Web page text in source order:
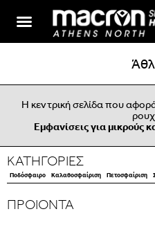
Η κεντρική σελίδα που
Εμφανίσεις για μικρούς
ΚΑΤΗΓΟΡΙΕΣ
Ποδόσφαιρο Καλαθοσφαίριση Πετοσφαίριση
ΠΡΟΙΟΝΤΑ